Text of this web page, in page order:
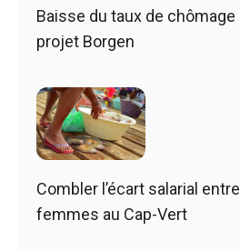
Baisse du taux de
projet Borgen
Combler l’écart salarial
femmes au Cap-Vert